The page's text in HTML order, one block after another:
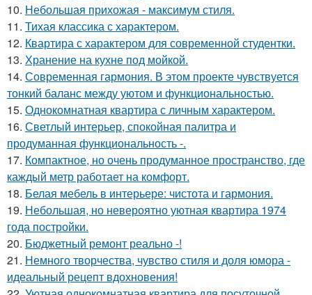
10. Небольшая прихожая - максимум стиля.
11. Тихая классика с характером.
12. Квартира с характером для современной студентки.
13. Хранение на кухне под мойкой.
14. Современная гармония. В этом проекте чувствуется
тонкий баланс между уютом и функциональностью.
15. Однокомнатная квартира с личным характером.
16. Светлый интерьер, спокойная палитра и
продуманная функциональность -.
17. Компактное, но очень продуманное пространство, где
каждый метр работает на комфорт.
18. Белая мебель в интерьере: чистота и гармония.
19. Небольшая, но невероятно уютная квартира 1974
года постройки.
20. Бюджетный ремонт реально -!
21. Немного творчества, чувство стиля и доля юмора -
идеальный рецепт вдохновения!